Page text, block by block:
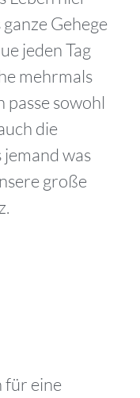
Gehege
jeden Tag
mehrmals
passe sowohl
die
was
große
für eine